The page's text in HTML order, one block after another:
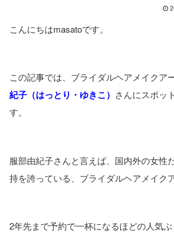
こんにちはmasatoです。
この記事では、ブライダルヘアメイクア
紀子（はっとり・ゆきこ） さんにスポッ
す。
服部由紀子さんと言えば、国内外の女性
持を誇っている、ブライダルヘアメイク
2年先まで予約で一杯になるほどの人気